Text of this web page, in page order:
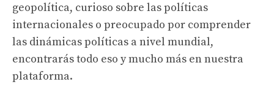
geopolítica, curioso sobre las políticas
internacionales o preocupado por comprender
las dinámicas políticas a nivel mundial,
encontrarás todo eso y mucho más en nuestra
plataforma.